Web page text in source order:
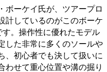
ボーケイ氏が、ツアープロ
計しているのがこのボーケ
。操作性に優れたモデル
した非常に多くのソールや
、初心者でも決して扱いに
わせて重心位置や溝の掘り